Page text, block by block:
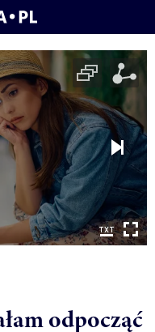
odpocząć